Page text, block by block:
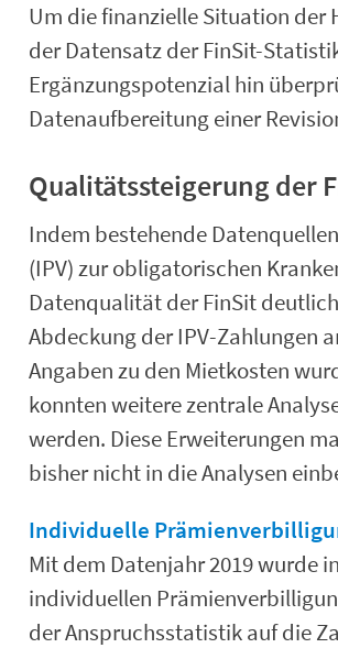
Um die finanzielle Situation
der Datensatz der FinSit-
Ergänzungspotenzial hin
Datenaufbereitung einer
Qualitätssteigerung der
Indem bestehende
(IPV) zur obligatorischen
Datenqualität der FinSit
Abdeckung der IPV-Zahlungen
Angaben zu den Mietkosten
konnten weitere zentrale
werden. Diese Erweiterungen
bisher nicht in die Analysen
Individuelle
Mit dem Datenjahr 2019 wurde
individuellen
der Anspruchsstatistik auf die